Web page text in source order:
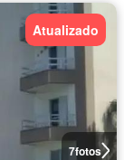
7fotos
Atualizado